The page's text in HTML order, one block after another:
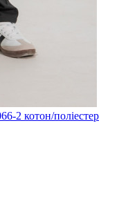
2 котон/поліестер